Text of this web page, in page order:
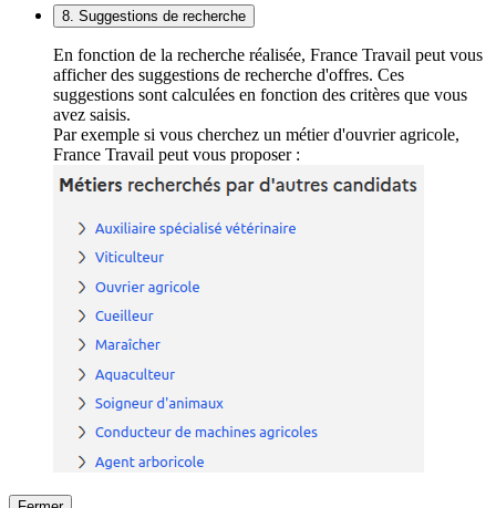
8. Suggestions de recherche
En fonction de la recherche réalisée, France Travail peut vous
afficher des suggestions de recherche d'offres. Ces
suggestions sont calculées en fonction des critères que vous
avez saisis.
Par exemple si vous cherchez un métier d'ouvrier agricole,
France Travail peut vous proposer :